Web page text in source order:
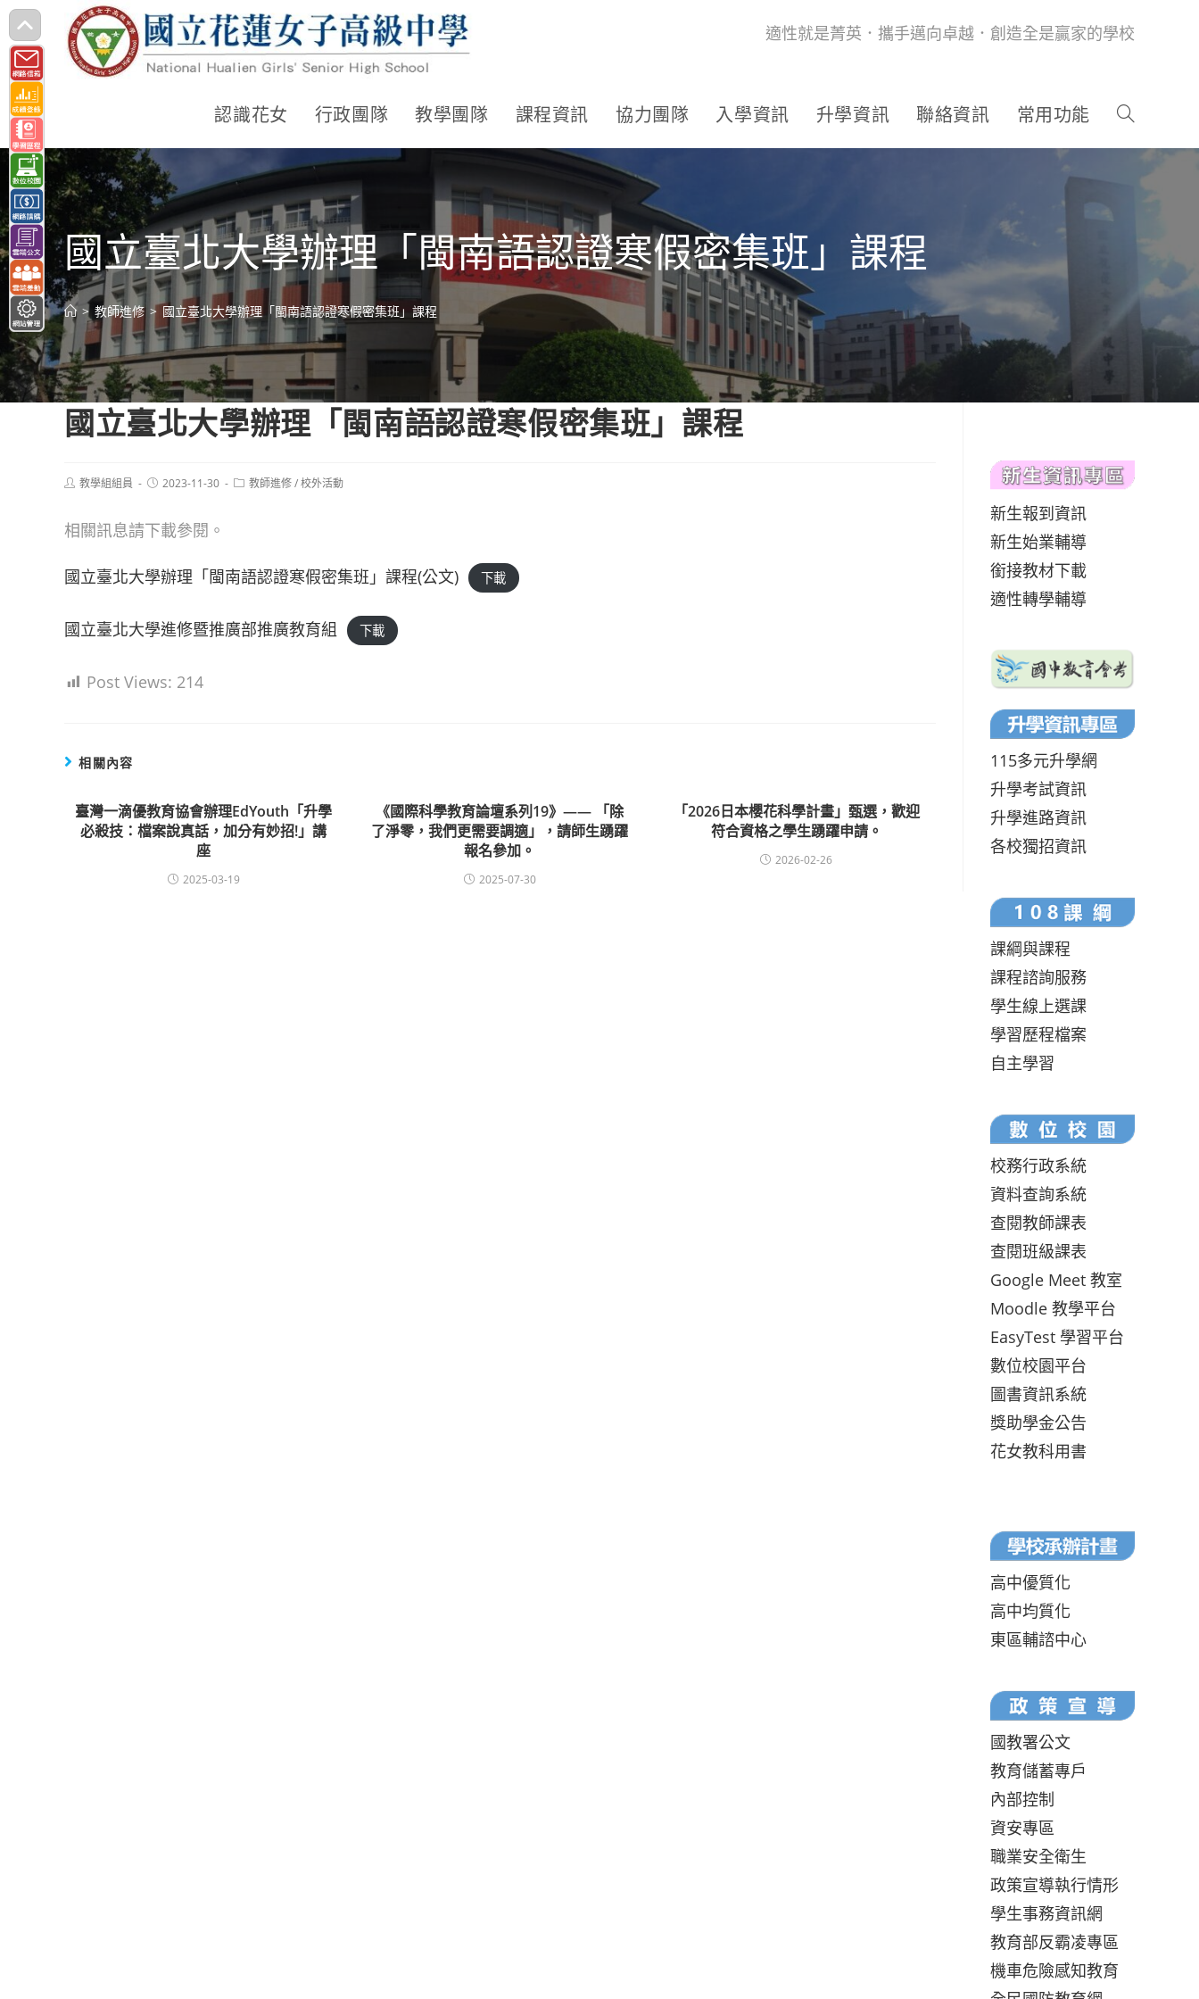
跳
轉
至
主
要
內
容
適性就是菁英．攜手邁向卓越．創造全是贏家的學校
認識花女 行政團隊 教學團隊 課程資訊 協力團隊 入學資訊 升學資訊 聯絡資訊 常用功能
國立臺北大學辦理「閩南語認證寒假密集班」課程
> 教師進修 > 國立臺北大學辦理「閩南語認證寒假密集班」課程
國立臺北大學辦理「閩南語認證寒假密集班」課程
Post教學組組員
Post2023-11-30
Post教師進修/校外活動
相關訊息請下載參閱。
國立臺北大學辦理「閩南語認證寒假密集班」課程(公文) 下載
國立臺北大學進修暨推廣部推廣教育組 下載
Post Views: 214
相關內容
臺灣一滴優教育協會辦理EdYouth「升學
必殺技：檔案說真話，加分有妙招!」講
座
2025-03-19
《國際科學教育論壇系列19》—— 「除
了淨零，我們更需要調適」，請師生踴躍
報名參加。
2025-07-30
「2026日本櫻花科學計畫」甄選，歡迎
符合資格之學生踴躍申請。
2026-02-26
新生報到資訊
新生始業輔導
銜接教材下載
適性轉學輔導
115多元升學網
升學考試資訊
升學進路資訊
各校獨招資訊
課綱與課程
課程諮詢服務
學生線上選課
學習歷程檔案
自主學習
校務行政系統
資料查詢系統
查閱教師課表
查閱班級課表
Google Meet 教室
Moodle 教學平台
EasyTest 學習平台
數位校園平台
圖書資訊系統
獎助學金公告
花女教科用書
高中優質化
高中均質化
東區輔諮中心
國教署公文
教育儲蓄專戶
內部控制
資安專區
職業安全衛生
政策宣導執行情形
學生事務資訊網
教育部反霸凌專區
機車危險感知教育